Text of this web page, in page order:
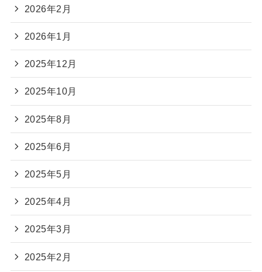
2026年2月
2026年1月
2025年12月
2025年10月
2025年8月
2025年6月
2025年5月
2025年4月
2025年3月
2025年2月